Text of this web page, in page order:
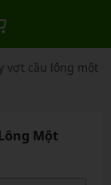
vợt cầu lông một
Một